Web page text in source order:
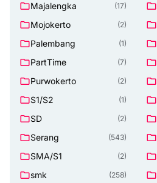
Majalengka (17)
Mojokerto (2)
Palembang (1)
PartTime (7)
Purwokerto (2)
S1/S2 (1)
SD (2)
Serang (543)
SMA/S1 (2)
smk (258)